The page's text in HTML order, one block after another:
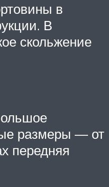
в
В
скольжение
размеры — от
передняя